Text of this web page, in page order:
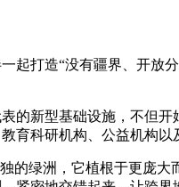
打造“没有疆界、开放
新型基础设施，不但开
科研机构、公益机构以
绿洲，它植根于更庞大